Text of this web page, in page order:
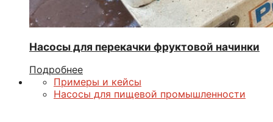
Насосы для перекачки фруктовой начинки
Подробнее
Примеры и кейсы
Насосы для пищевой промышленности